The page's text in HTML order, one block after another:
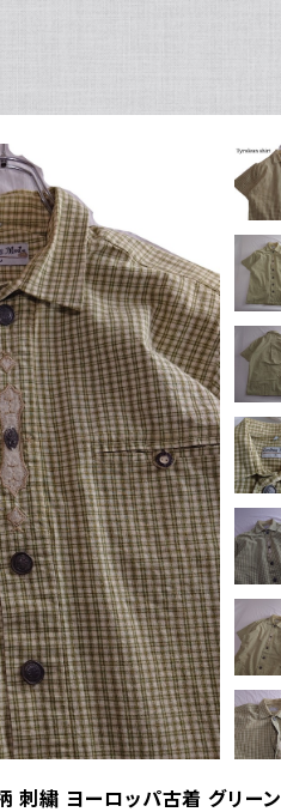
刺繍 ヨーロッパ古着 グリーン